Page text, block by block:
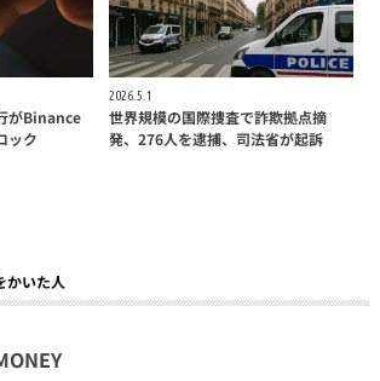
がBinance
ック
2026.5.1
世界規模の国際捜査で詐欺拠点摘
発、276人を逮捕、司法省が起訴
かいた人